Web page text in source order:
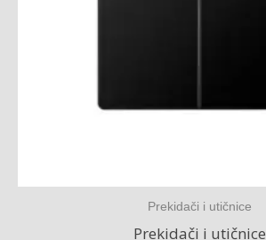
Prekidači i utičnice
Prekidači i utičnice